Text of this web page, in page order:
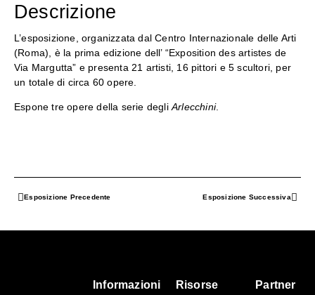
Descrizione
L’esposizione, organizzata dal Centro Internazionale delle Arti
(Roma), è la prima edizione dell’ “Exposition des artistes de
Via Margutta” e presenta 21 artisti, 16 pittori e 5 scultori, per
un totale di circa 60 opere.
Espone tre opere della serie degli Arlecchini.
Esposizione Precedente Esposizione Successiva
Informazioni Risorse Partner